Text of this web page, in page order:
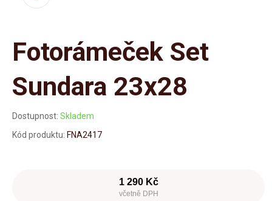
Fotorámeček Set
Sundara 23x28
Dostupnost: Skladem
Kód produktu: FNA2417
1 290 Kč
včetně DPH